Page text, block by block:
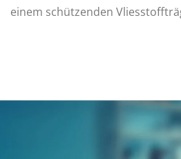
einem schützenden